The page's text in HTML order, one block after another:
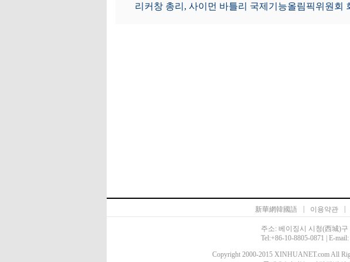
리커창 총리, 사이먼 바틀리 국제기능올림픽위원회
新華網韓國語 이용약관
주소: 베이징시 시청(西城)
Tel:+86-10-8805-0871 | E-
Copyright 2000-2015 XINHUANET.com All